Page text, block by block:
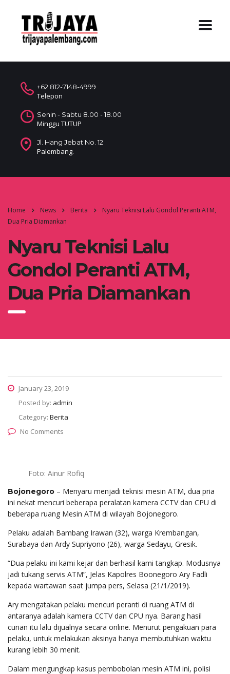
+62 812-7148-4999
Telepon
Senin - Sabtu 8.00 - 18.00
Minggu TUTUP
Jl. Hang Jebat No. 12
Palembang.
Home News Berita
Nyaru Teknisi Lalu Gondol Peranti ATM,
Dua Pria Diamankan
Nyaru Teknisi Lalu
Gondol Peranti ATM,
Dua Pria Diamankan
January 23, 2019
Posted by: admin
Category: Berita
No Comments
Foto: Ainur Rofiq
Bojonegoro – Menyaru menjadi teknisi mesin ATM, dua pria
ini nekat mencuri beberapa peralatan kamera CCTV dan CPU di
beberapa ruang Mesin ATM di wilayah Bojonegoro.
Pelaku adalah Bambang Irawan (32), warga Krembangan,
Surabaya dan Ardy Supriyono (26), warga Sedayu, Gresik.
“Dua pelaku ini kami kejar dan berhasil kami tangkap. Modusnya
jadi tukang servis ATM”, Jelas Kapolres Boonegoro Ary Fadli
kepada wartawan saat jumpa pers, Selasa (21/1/2019).
Ary mengatakan pelaku mencuri peranti di ruang ATM di
antaranya adalah kamera CCTV dan CPU nya. Barang hasil
curian itu lalu dijualnya secara online. Menurut pengakuan para
pelaku, untuk melakukan aksinya hanya membutuhkan waktu
kurang lebih 30 menit.
Dalam mengungkap kasus pembobolan mesin ATM ini, polisi